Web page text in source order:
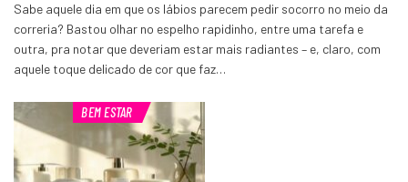
Sabe aquele dia em que os lábios parecem pedir socorro no meio da
correria? Bastou olhar no espelho rapidinho, entre uma tarefa e
outra, pra notar que deveriam estar mais radiantes – e, claro, com
aquele toque delicado de cor que faz…
BEM ESTAR